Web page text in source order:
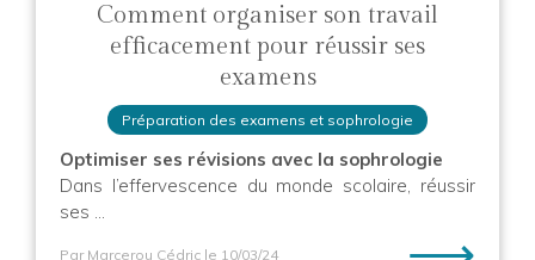
Comment organiser son travail
efficacement pour réussir ses
examens
Préparation des examens et sophrologie
Optimiser ses révisions avec la sophrologie
Dans l’effervescence du monde scolaire, réussir
ses ...
Par Marcerou Cédric le 10/03/24